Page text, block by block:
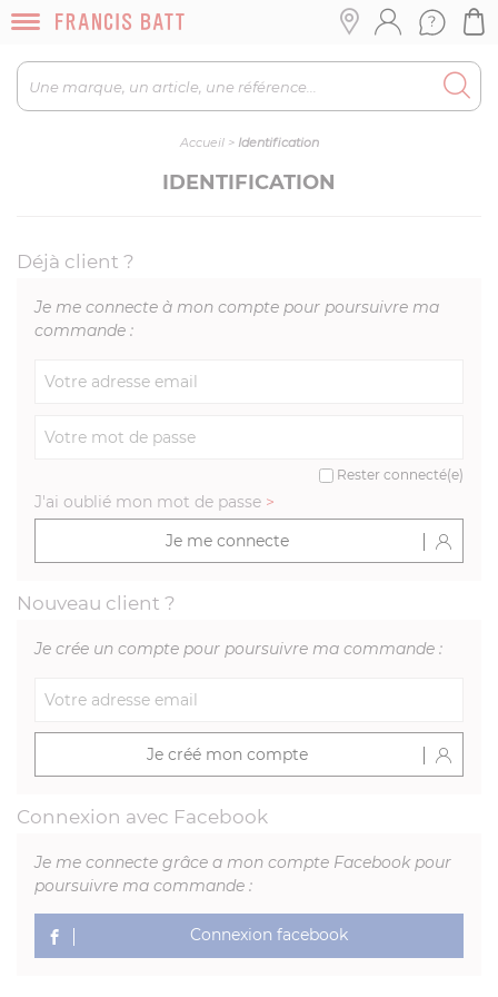
Accueil> Identification
IDENTIFICATION
Déjà client ?
Je me connecte à mon compte pour poursuivre ma
commande :
Rester connecté(e)
J'ai oublié mon mot de passe >
Je me connecte
Nouveau client ?
Je crée un compte pour poursuivre ma commande :
Je créé mon compte
Connexion avec Facebook
Je me connecte grâce a mon compte Facebook pour
poursuivre ma commande :
Connexion facebook